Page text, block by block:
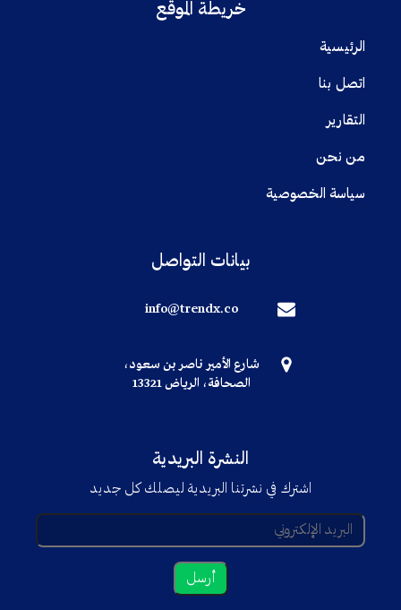
خريطة الموقع
الرئيسية
اتصل بنا
التقارير
من نحن
سياسة الخصوصية
بيانات التواصل
info@trendx.co
شارع الأمير ناصر بن سعود،
الصحافة، الرياض 13321
النشرة البريدية
اشترك في نشرتنا البريدية ليصلك كل جديد